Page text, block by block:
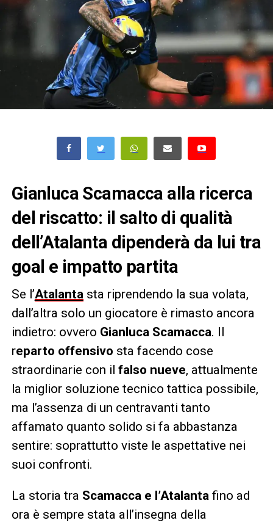
Gianluca Scamacca alla ricerca
del riscatto: il salto di qualità
dell’Atalanta dipenderà da lui tra
goal e impatto partita
Se l’Atalantasta riprendendo la sua volata,
dall’altra solo un giocatore è rimasto ancora
indietro: ovvero Gianluca Scamacca. Il
reparto offensivo sta facendo cose
straordinarie con il falso nueve, attualmente
la miglior soluzione tecnico tattica possibile,
ma l’assenza di un centravanti tanto
affamato quanto solido si fa abbastanza
sentire: soprattutto viste le aspettative nei
suoi confronti.
La storia tra Scamacca e l’Atalantafino ad
ora è sempre stata all’insegna della